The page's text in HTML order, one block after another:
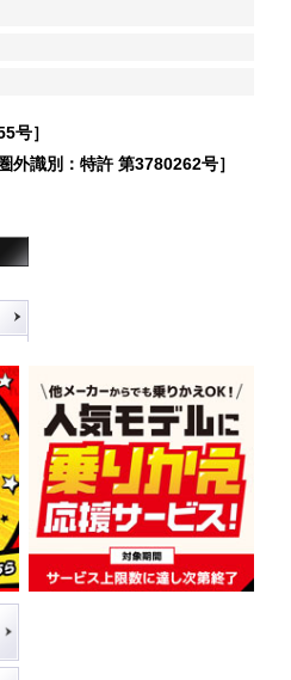
号］
外識別：特許 第3780262号］